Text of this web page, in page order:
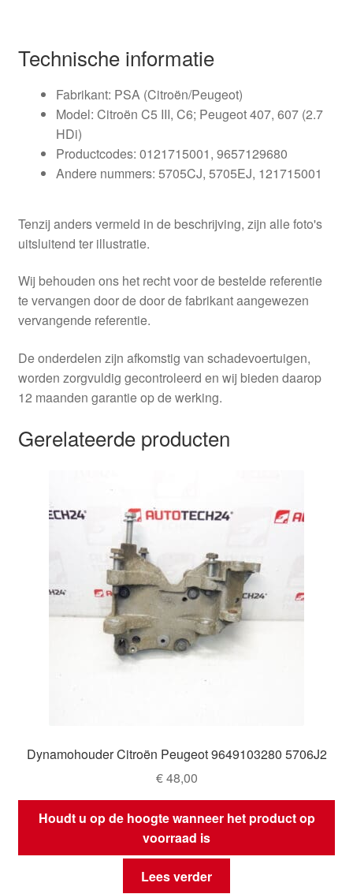
Technische informatie
Fabrikant: PSA (Citroën/Peugeot)
Model: Citroën C5 III, C6; Peugeot 407, 607 (2.7
HDi)
Productcodes: 0121715001, 9657129680
Andere nummers: 5705CJ, 5705EJ, 121715001
Tenzij anders vermeld in de beschrijving, zijn alle foto's
uitsluitend ter illustratie.
Wij behouden ons het recht voor de bestelde referentie
te vervangen door de door de fabrikant aangewezen
vervangende referentie.
De onderdelen zijn afkomstig van schadevoertuigen,
worden zorgvuldig gecontroleerd en wij bieden daarop
12 maanden garantie op de werking.
Gerelateerde producten
Dynamohouder Citroën Peugeot 9649103280 5706J2
€48,00
Houdt u op de hoogte wanneer het product op
voorraad is
Lees verder